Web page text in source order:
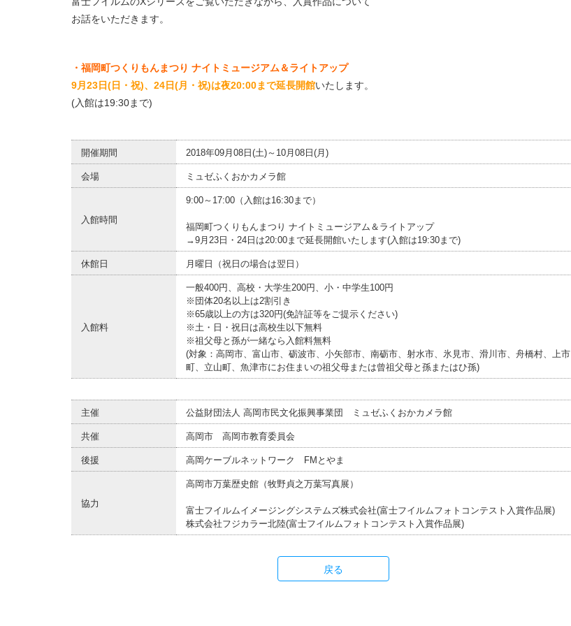
お話をいただきます。
・福岡町つくりもんまつり ナイトミュージアム ＆ライトアップ
9月23日(日・祝)、24日(月・祝)は夜20:00まで延長開館いたします。
(入館は19:30まで)
開催期間 2018年09月08日(土)～10月08日(月)
会場 ミュゼふくおかカメラ館
入館時間
9:00～17:00（入館は16:30まで）
福岡町つくりもんまつり ナイトミュージアム＆ライトアップ
→9月23日・24日は20:00まで延長開館いたします(入館は19:30まで)
休館日 月曜日（祝日の場合は翌日）
入館料
一般400円、高校・大学生200円、小・中学生100円
※団体20名以上は2割引き
※65歳以上の方は320円(免許証等をご提示ください)
※土・日・祝日は高校生以下無料
※祖父母と孫が一緒なら入館料無料
(対象：高岡市、富山市、砺波市、小矢部市、南砺市、射水市、氷見市、滑川市、舟橋村、上市
町、立山町、魚津市にお住まいの祖父母または曾祖父母と孫またはひ孫)
主催 公益財団法人 高岡市民文化振興事業団 ミュゼふくおかカメラ館
共催 高岡市 高岡市教育委員会
後援 高岡ケーブルネットワーク FMとやま
協力
高岡市万葉歴史館（牧野貞之万葉写真展）
富士フイルムイメージングシステムズ株式会社(富士フイルムフォトコンテスト入賞作品展)
株式会社フジカラー北陸(富士フイルムフォトコンテスト入賞作品展)
戻る